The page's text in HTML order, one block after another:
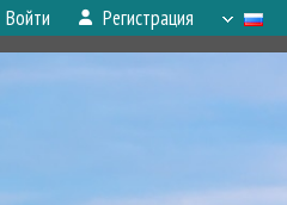
Войти Регистрация